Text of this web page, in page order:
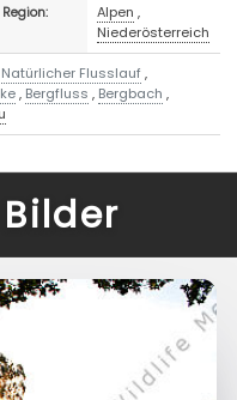
Region: Alpen ,
Niederösterreich
Natürlicher Flusslauf,
, Bergfluss , Bergbach ,